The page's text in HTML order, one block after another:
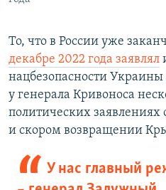
То, что в России уже
декабре 2022 года заявлял
нацбезопасности Украины
у генерала Кривоноса
политических заявлениях
и скором возвращении
У нас главный